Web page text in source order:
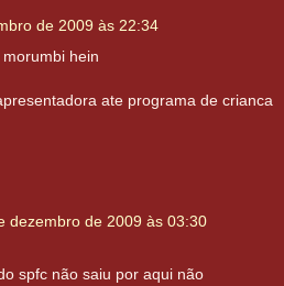
de 2009 às 22:34
hein
ate programa de crianca
dezembro de 2009 às 03:30
spfc não saiu por aqui não